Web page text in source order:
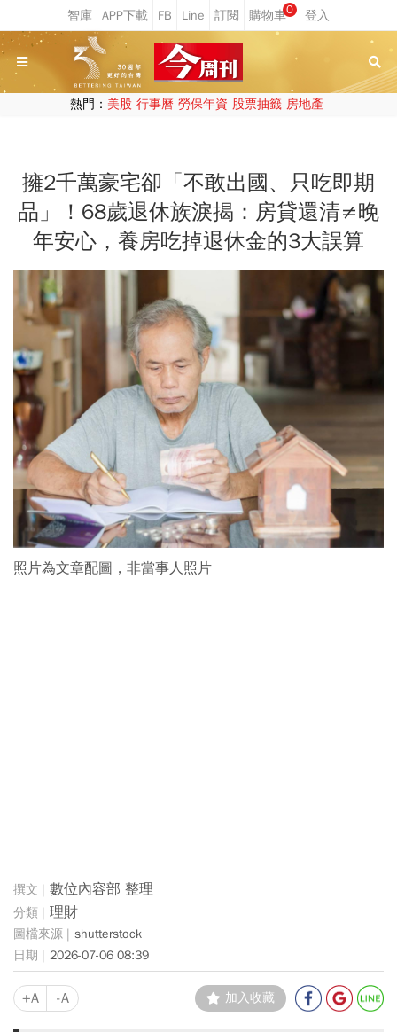
0
熱門： 美股 行事曆 勞保年資 股票抽籤 房地產
擁2千萬豪宅卻「不敢出國、只吃即期
品」！68歲退休族淚揭：房貸還清≠晚
年安心，養房吃掉退休金的3大誤算
照片為文章配圖，非當事人照片
數位內容部 整理
理財
shutterstock
2026-07-06 08:39
+A -A 加入收藏